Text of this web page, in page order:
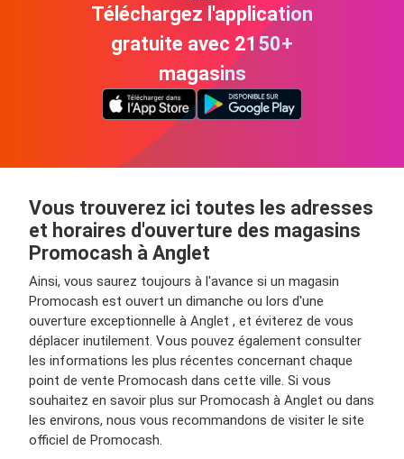
Téléchargez l'application
gratuite avec 2150+
magasins
Vous trouverez ici toutes les adresses
et horaires d'ouverture des magasins
Promocash à Anglet
Ainsi, vous saurez toujours à l'avance si un magasin
Promocash est ouvert un dimanche ou lors d'une
ouverture exceptionnelle à Anglet , et éviterez de vous
déplacer inutilement. Vous pouvez également consulter
les informations les plus récentes concernant chaque
point de vente Promocash dans cette ville. Si vous
souhaitez en savoir plus sur Promocash à Anglet ou dans
les environs, nous vous recommandons de visiter le site
officiel de Promocash.